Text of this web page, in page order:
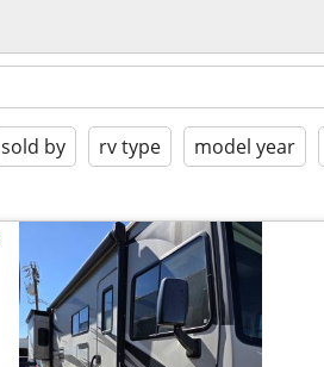
sold by rv type model year